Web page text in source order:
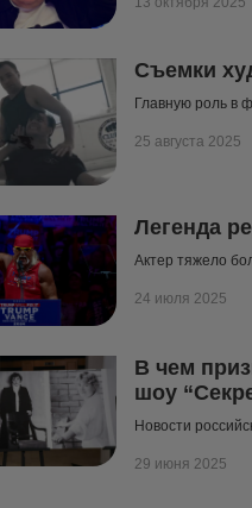
Съемки
Главную роль в
25 августа 2025
Легенда
Актер тяжело
24 июля 2025
В чем
шоу
Новости
29 июня 2025